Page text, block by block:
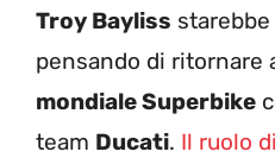
Troy Bayliss
pensando di ritornare
mondiale Superbike
team Ducati. Il ruolo